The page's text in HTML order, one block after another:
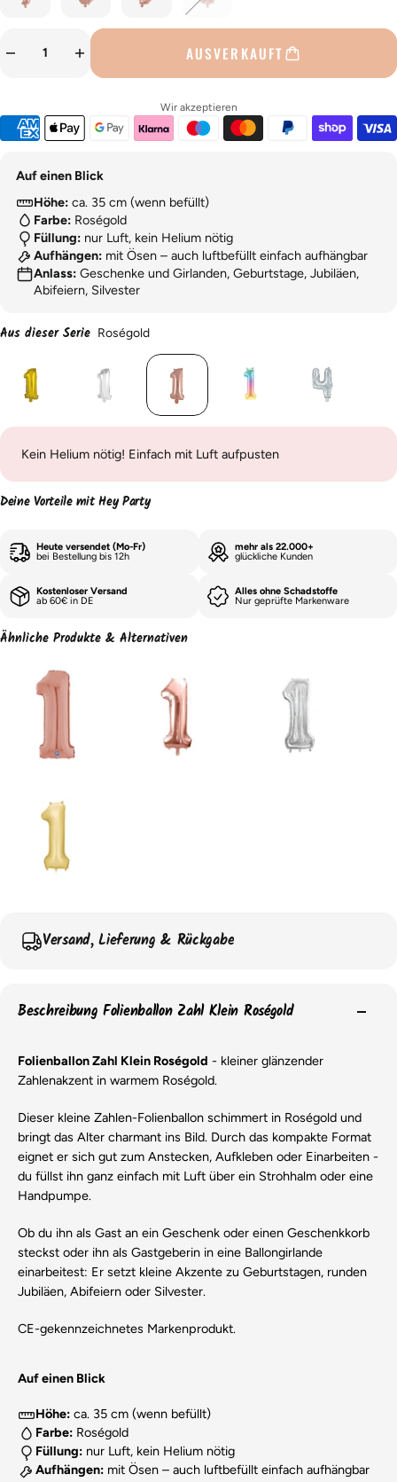
AUSVERKAUFT
Wir akzeptieren
Auf einen Blick
Höhe: ca. 35 cm (wenn befüllt)
Farbe: Roségold
Füllung: nur Luft, kein Helium nötig
Aufhängen: mit Ösen – auch luftbefüllt einfach aufhängbar
Anlass: Geschenke und Girlanden, Geburtstage, Jubiläen,
Abifeiern, Silvester
Aus dieser Serie Roségold
Kein Helium nötig! Einfach mit Luft aufpusten
Deine Vorteile mit Hey Party
Heute versendet (Mo-Fr)
bei Bestellung bis 12h
mehr als 22.000+
glückliche Kunden
Kostenloser Versand
ab 60€ in DE
Alles ohne Schadstoffe
Nur geprüfte Markenware
Ähnliche Produkte & Alternativen
Versand, Lieferung & Rückgabe
Beschreibung Folienballon Zahl Klein Roségold
Folienballon Zahl Klein Roségold - kleiner glänzender
Zahlenakzent in warmem Roségold.
Dieser kleine Zahlen-Folienballon schimmert in Roségold und
bringt das Alter charmant ins Bild. Durch das kompakte Format
eignet er sich gut zum Anstecken, Aufkleben oder Einarbeiten -
du füllst ihn ganz einfach mit Luft über ein Strohhalm oder eine
Handpumpe.
Ob du ihn als Gast an ein Geschenk oder einen Geschenkkorb
steckst oder ihn als Gastgeberin in eine Ballongirlande
einarbeitest: Er setzt kleine Akzente zu Geburtstagen, runden
Jubiläen, Abifeiern oder Silvester.
CE-gekennzeichnetes Markenprodukt.
Auf einen Blick
Höhe: ca. 35 cm (wenn befüllt)
Farbe: Roségold
Füllung: nur Luft, kein Helium nötig
Aufhängen: mit Ösen – auch luftbefüllt einfach aufhängbar